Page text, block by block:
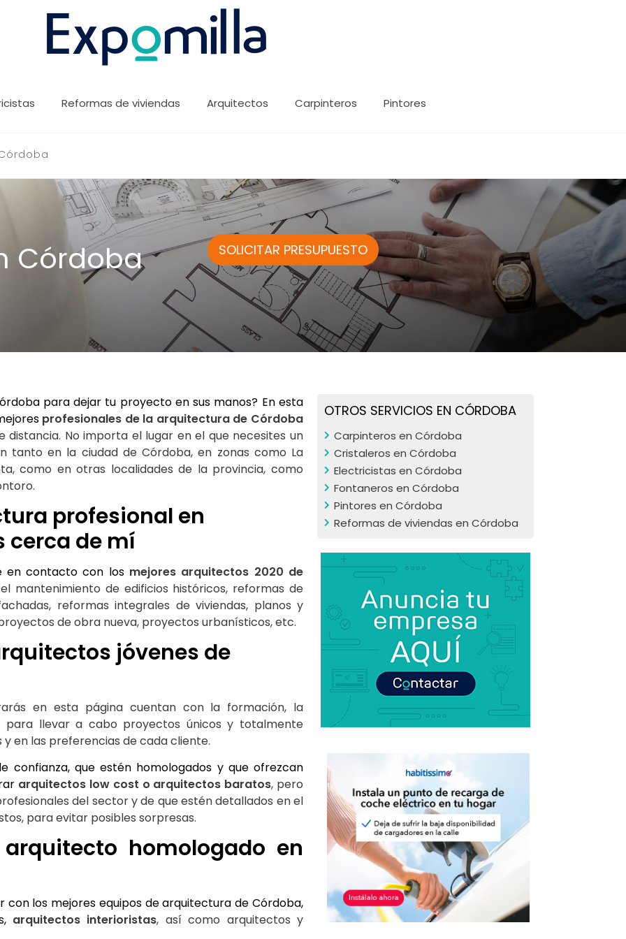
Reformas de viviendas Arquitectos Carpinteros Pintores
Córdoba SOLICITAR PRESUPUESTO
para dejar tu proyecto en sus manos? En esta
profesionales de la arquitectura de Córdoba
distancia. No importa el lugar en el que necesites un
tanto en la ciudad de Córdoba, en zonas como La
como en otras localidades de la provincia, como
profesional en
cerca de mí
en contacto con los mejores arquitectos 2020 de
mantenimiento de edificios históricos, reformas de
reformas integrales de viviendas, planos y
de obra nueva, proyectos urbanísticos, etc.
jóvenes de
en esta página cuentan con la formación, la
para llevar a cabo proyectos únicos y totalmente
en las preferencias de cada cliente.
que estén homologados y que ofrezcan
arquitectos low cost o arquitectos baratos, pero
del sector y de que estén detallados en el
para evitar posibles sorpresas.
homologado en
los mejores equipos de arquitectura de Córdoba,
arquitectos interioristas, así como arquitectos y
OTROS SERVICIOS EN CÓRDOBA
Carpinteros en Córdoba
Cristaleros en Córdoba
Electricistas en Córdoba
Fontaneros en Córdoba
Pintores en Córdoba
Reformas de viviendas en Córdoba